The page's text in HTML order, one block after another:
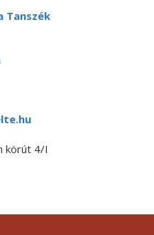
Tanszék
körút 4/I